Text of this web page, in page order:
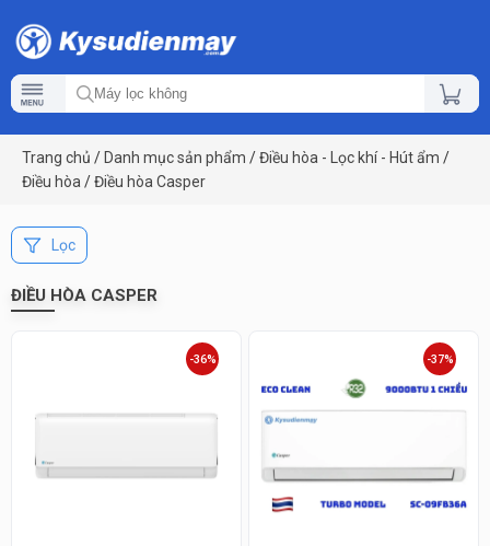
Trang chủ / Danh mục sản phẩm /Điều hòa - Lọc khí - Hút ẩm /
Điều hòa/Điều hòa Casper
Lọc
ĐIỀU HÒA CASPER
-36% -37%